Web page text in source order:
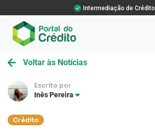
Intermediação de Crédito
Voltar às Notícias
Escrito por
Inês Pereira
Crédito